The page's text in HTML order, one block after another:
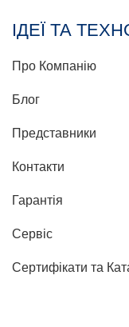
ІДЕЇ ТА
Про Компанію
Блог
Представники
Контакти
Гарантія
Сервіс
Сертифікати та